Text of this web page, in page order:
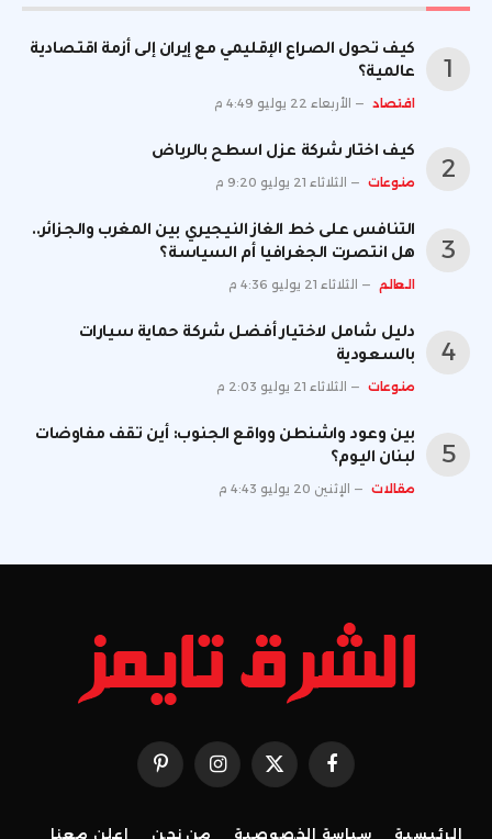
كيف تحول الصراع الإقليمي مع إيران إلى أزمة اقتصادية
عالمية؟
اقتصاد الأربعاء 22 يوليو 4:49 م
كيف اختار شركة عزل اسطح بالرياض
منوعات الثلاثاء 21 يوليو 9:20 م
التنافس على خط الغاز النيجيري بين المغرب والجزائر..
هل انتصرت الجغرافيا أم السياسة؟
العالم الثلاثاء 21 يوليو 4:36 م
دليل شامل لاختيار أفضل شركة حماية سيارات
بالسعودية
منوعات الثلاثاء 21 يوليو 2:03 م
بين وعود واشنطن وواقع الجنوب: أين تقف مفاوضات
لبنان اليوم؟
مقالات الإثنين 20 يوليو 4:43 م
فيسبوك X
(Twitter)
الانستغرامبينتيريست
الرئيسية سياسة الخصوصية من نحن إعلن معنا